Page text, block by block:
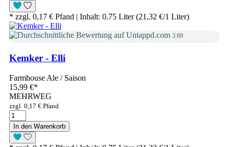
* zzgl. 0,17 € Pfand | Inhalt: 0.75 Liter (21,32 €/1 Liter)
3.69
Kemker - Elli
Farmhouse Ale / Saison
15,99 €*
MEHRWEG
zzgl. 0,17 € Pfand
In den Warenkorb